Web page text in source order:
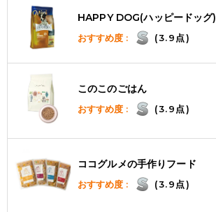
HAPPY DOG(ハッピードッグ)
おすすめ度 : (3.9点)
このこのごはん
おすすめ度 : (3.9点)
ココグルメの手作りフード
おすすめ度 : (3.9点)